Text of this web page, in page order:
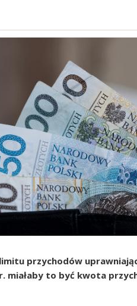
przychodów
miałaby to być kwota